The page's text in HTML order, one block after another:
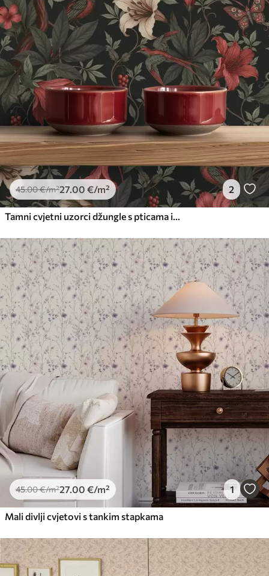
45.00€/m²27.00 €/m² 2
Tamni cvjetni uzorci džungle s pticama i leptirima
45.00€/m²27.00 €/m² 1
Mali divlji cvjetovi s tankim stapkama